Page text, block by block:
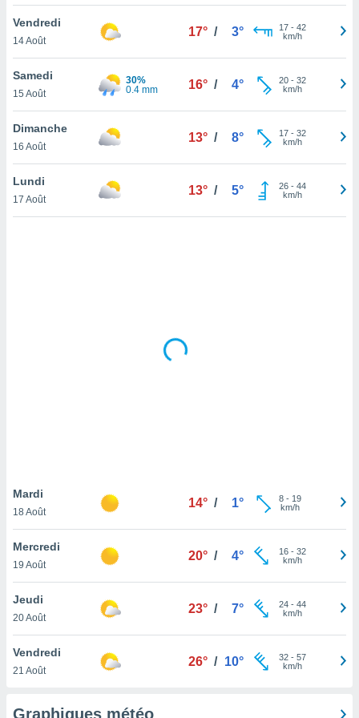
votre
à
en
le
notre
que
et que
Vendredi
14 Août
17° / 3° 17- 42
km/h
Samedi
15 Août
30%
0.4 mm
16° / 4° 20- 32
km/h
Dimanche
16 Août
13° / 8° 17- 32
km/h
Lundi
17 Août
13° / 5° 26- 44
km/h
Mardi
18 Août
14° / 1° 8- 19
km/h
Mercredi
19 Août
20° / 4° 16- 32
km/h
Jeudi
20 Août
23° / 7° 24- 44
km/h
Vendredi
21 Août
26° / 10° 32- 57
km/h
Graphiques météo